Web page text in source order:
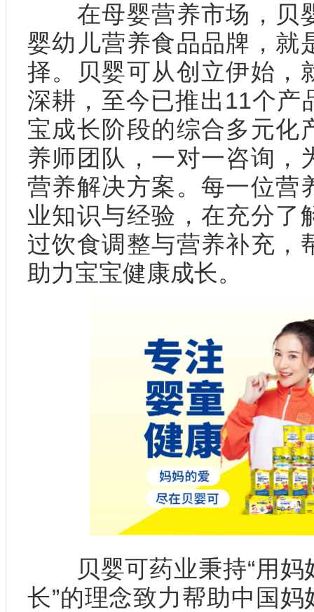
在母婴营养市场，贝
婴幼儿营养食品品牌，就
择。贝婴可从创立伊始，
深耕，至今已推出11个产
宝成长阶段的综合多元化
养师团队，一对一咨询，
营养解决方案。每一位营
业知识与经验，在充分了
过饮食调整与营养补充，
助力宝宝健康成长。
贝婴可药业秉持“用妈
长”的理念致力帮助中国